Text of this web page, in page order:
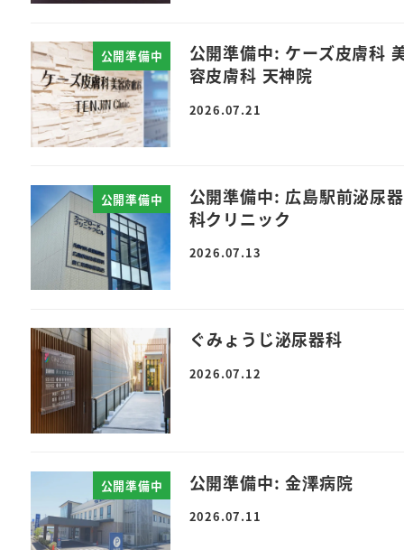
公開準備中
公開準備中: ケーズ皮膚科
容皮膚科 天神院
2026.07.21
公開準備中
公開準備中: 広島駅前泌尿器
科クリニック
2026.07.13
ぐみょうじ泌尿器科
2026.07.12
公開準備中 公開準備中: 金澤病院
2026.07.11